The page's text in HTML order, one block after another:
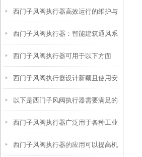
西门子风阀执行器高效运行的维护与
保养策略
西门子风阀执行器：智能建筑通风系
统的关键组件
西门子风阀执行器可用于以下方面
西门子风阀执行器设计新颖且使用安
全
以下是西门子风阀执行器需要满足的
特殊工况要求
西门子风阀执行器广泛用于各种工业
通风和空调系统中
西门子风阀执行器的应用可以提高机